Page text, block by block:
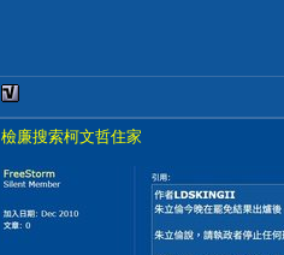
檢廉搜索柯文哲住家